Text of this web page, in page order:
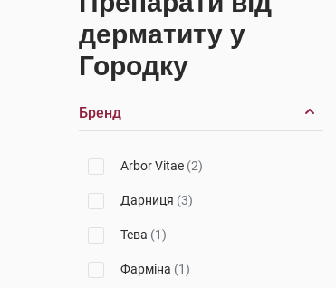
дерматиту у
Городку
Бренд
Arbor Vitae (2)
Дарниця (3)
Тева (1)
Фарміна (1)